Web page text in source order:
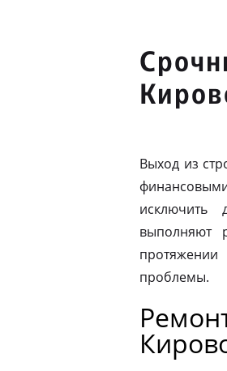
Выход из
исключить
выполняют
проблемы.